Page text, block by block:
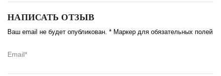
НАПИСАТЬ ОТЗЫВ
Ваш email не будет опубликован. * Маркер для обязательных полей
Email*